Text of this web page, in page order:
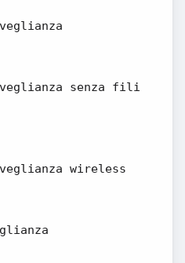
senza fili
wireless